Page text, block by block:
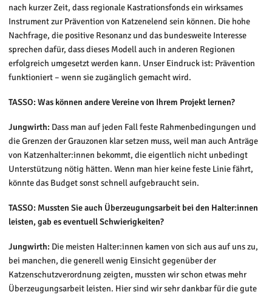
nach kurzer Zeit, dass regionale Kastrationsfonds ein wirksames
Instrument zur Prävention von Katzenelend sein können. Die hohe
Nachfrage, die positive Resonanz und das bundesweite Interesse
sprechen dafür, dass dieses Modell auch in anderen Regionen
erfolgreich umgesetzt werden kann. Unser Eindruck ist: Prävention
funktioniert – wenn sie zugänglich gemacht wird.
TASSO: Was können andere Vereine von Ihrem Projekt lernen?
Jungwirth: Dass man auf jeden Fall feste Rahmenbedingungen und
die Grenzen der Grauzonen klar setzen muss, weil man auch Anträge
von Katzenhalter:innen bekommt, die eigentlich nicht unbedingt
Unterstützung nötig hätten. Wenn man hier keine feste Linie fährt,
könnte das Budget sonst schnell aufgebraucht sein.
TASSO: Mussten Sie auch Überzeugungsarbeit bei den Halter:innen
leisten, gab es eventuell Schwierigkeiten?
Jungwirth: Die meisten Halter:innen kamen von sich aus auf uns zu,
bei manchen, die generell wenig Einsicht gegenüber der
Katzenschutzverordnung zeigten, mussten wir schon etwas mehr
Überzeugungsarbeit leisten. Hier sind wir sehr dankbar für die gute